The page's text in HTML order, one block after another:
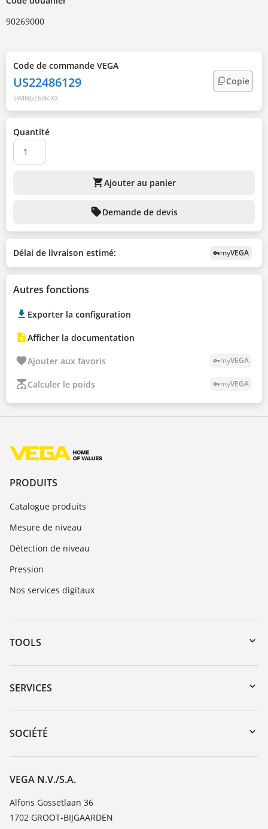
90269000
Code de commande VEGA
US22486129
SWINGE60R.XX
Copie
Quantité
shopping_cartAjouter au panier
sellDemande de devis
Délai de livraison estimé: vpn_keymyVEGA
Autres fonctions
Exporter la configuration
Afficher la documentation
Ajouter aux favoris vpn_keymyVEGA
Calculer le poids vpn_keymyVEGA
PRODUITS
Catalogue produits
Mesure de niveau
Détection de niveau
Pression
Nos services digitaux
TOOLS
Téléchargements
Recherche par numéro de série
DTM Collection/PACTware
SERVICES
Retour d'appareil
Formations
Liste de compatibilité chimique
TeamViewer
SOCIÉTÉ
Carrière
À propos de VEGA
Contact
News
VEGA N.V./S.A.
Alfons Gossetlaan 36
1702 GROOT-BIJGAARDEN